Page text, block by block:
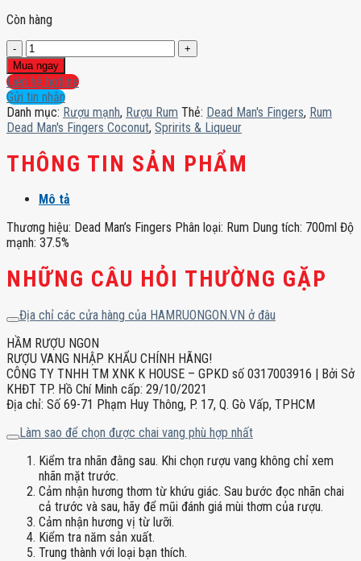
Còn hàng
Rum
Dead
Man's
Fingers
Coconut
số
lượng
Mua ngay
Liên hệ hotline
Gửi tin nhắn
Danh mục: Rượu mạnh, Rượu Rum Thẻ: Dead Man's Fingers, Rum
Dead Man's Fingers Coconut, Spririts & Liqueur
THÔNG TIN SẢN PHẨM
Mô tả
Thương hiệu: Dead Man’s Fingers Phân loại: Rum Dung tích: 700ml Độ
mạnh: 37.5%
NHỮNG CÂU HỎI THƯỜNG GẶP
Địa chỉ các cửa hàng của HAMRUONGON.VN ở đâu
HẦM RƯỢU NGON
RƯỢU VANG NHẬP KHẨU CHÍNH HÃNG!
CÔNG TY TNHH TM XNK K HOUSE – GPKD số 0317003916 | Bởi Sở
KHĐT TP. Hồ Chí Minh cấp: 29/10/2021
Địa chỉ: Số 69-71 Phạm Huy Thông, P. 17, Q. Gò Vấp, TPHCM
Làm sao để chọn được chai vang phù hợp nhất
Kiểm tra nhãn đằng sau. Khi chọn rượu vang không chỉ xem
nhãn mặt trước.
Cảm nhận hương thơm từ khứu giác. Sau bước đọc nhãn chai
cả trước và sau, hãy để mũi đánh giá mùi thơm của rượu.
Cảm nhận hương vị từ lưỡi.
Kiểm tra năm sản xuất.
Trung thành với loại bạn thích.